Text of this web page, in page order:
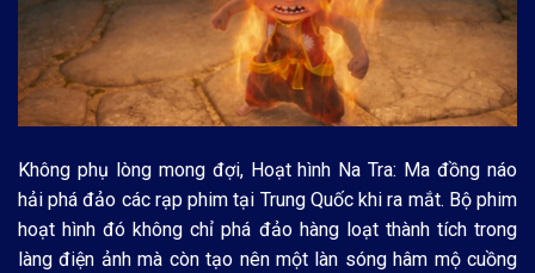
Không phụ lòng mong đợi, Hoạt hình Na Tra: Ma đồng náo
hải phá đảo các rạp phim tại Trung Quốc khi ra mắt. Bộ phim
hoạt hình đó không chỉ phá đảo hàng loạt thành tích trong
làng điện ảnh mà còn tạo nên một làn sóng hâm mộ cuồng